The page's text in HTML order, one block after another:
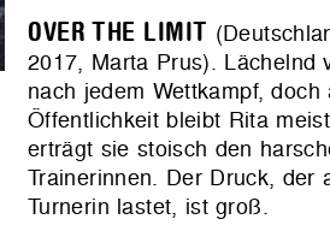
OVER THE LIMIT
2017, Marta Prus). Lächelnd
nach jedem Wettkampf,
Öffentlichkeit bleibt Rita
erträgt sie stoisch den
Trainerinnen. Der Druck, der
Turnerin lastet, ist groß.